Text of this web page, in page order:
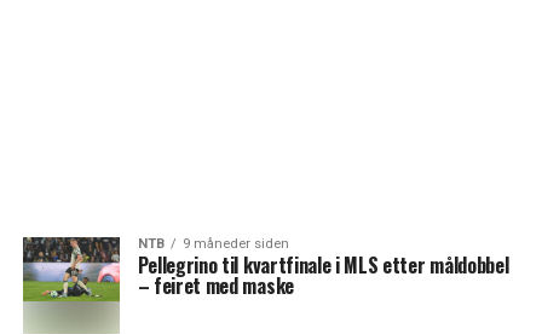
NTB 9 måneder siden
Pellegrino til kvartfinale i MLS etter måldobbel
– feiret med maske